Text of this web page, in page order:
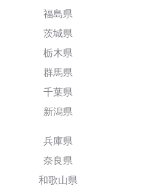
福島県
茨城県
栃木県
群馬県
千葉県
新潟県
兵庫県
奈良県
和歌山県